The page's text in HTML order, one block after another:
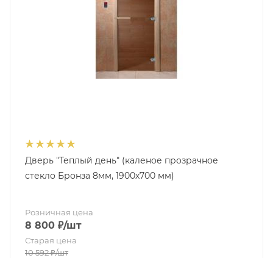
Дверь "Теплый день" (каленое прозрачное
стекло Бронза 8мм, 1900х700 мм)
Розничная цена
8 800 ₽/шт
Старая цена
10 592₽/шт